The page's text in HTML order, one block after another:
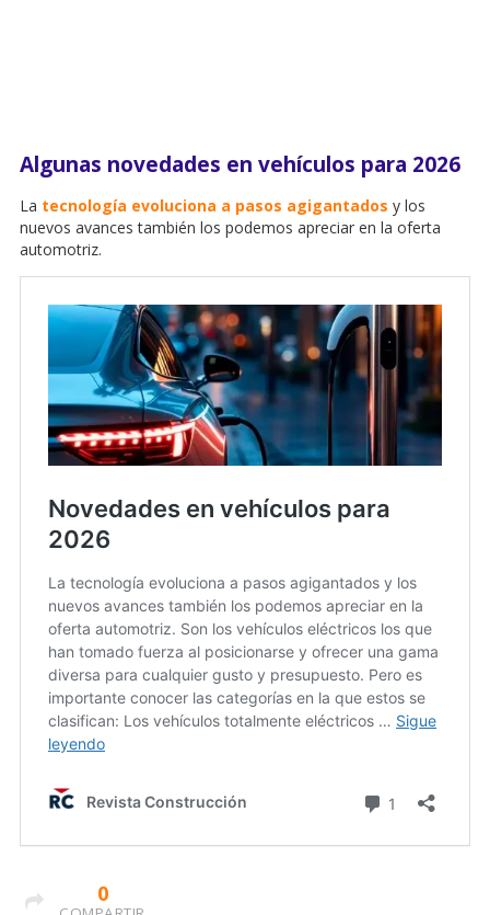
Algunas novedades en vehículos para 2026
La tecnología evoluciona a pasos agigantados y los
nuevos avances también los podemos apreciar en la oferta
automotriz.
0